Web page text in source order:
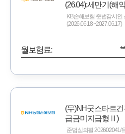
(26.04):세만기(해
KB손해보험 준법감시인
(2026.06.18~2027.06.17)
월보험료:
(무)NH굿스타트
급금미지급형Ⅱ)
준법심의필:202602041/